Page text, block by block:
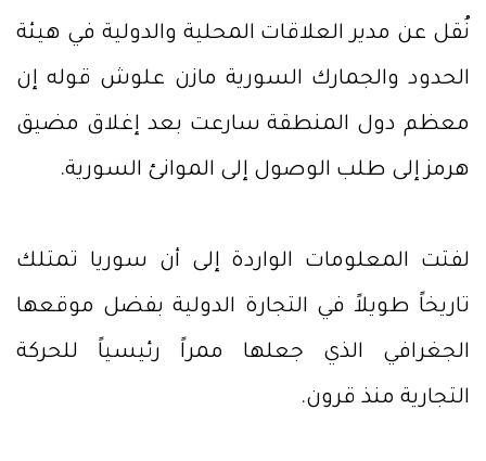
نُقل عن مدير العلاقات المحلية والدولية في هيئة
الحدود والجمارك السورية مازن علوش قوله إن
معظم دول المنطقة سارعت بعد إغلاق مضيق
هرمز إلى طلب الوصول إلى الموانئ السورية.
لفتت المعلومات الواردة إلى أن سوريا تمتلك
تاريخاً طويلاً في التجارة الدولية بفضل موقعها
الجغرافي الذي جعلها ممراً رئيسياً للحركة
التجارية منذ قرون.